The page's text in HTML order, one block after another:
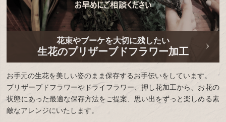
花束やブーケを大切に残したい
生花のプリザーブドフラワー加工
お手元の生花を美しい姿のまま保存するお手伝いをしています。
プリザーブドフラワーやドライフラワー、押し花加工から、お花の
状態にあった最適な保存方法をご提案、思い出をずっと楽しめる素
敵なアレンジにいたします。